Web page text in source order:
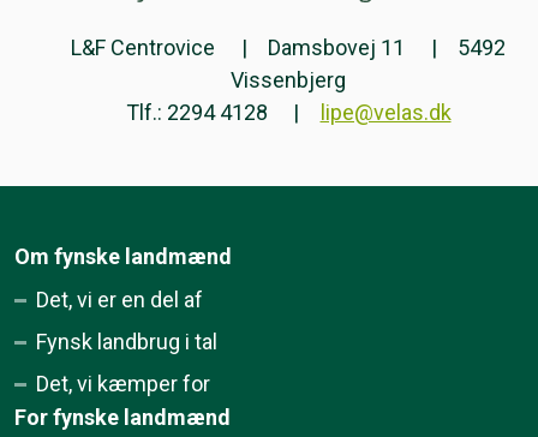
L&F Centrovice Damsbovej 11
5492
Vissenbjerg
Tlf.: 2294 4128
lipe@velas.dk
Om fynske landmænd
Det, vi er en del af
Fynsk landbrug i tal
Det, vi kæmper for
For fynske landmænd